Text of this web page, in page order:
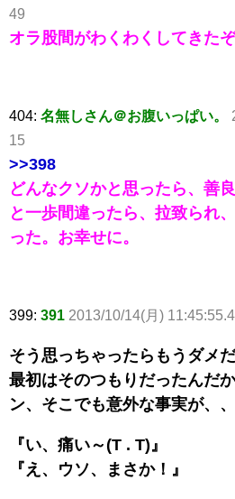
49
オラ股間がわくわくしてきたぞ
404: 名無しさん＠お腹いっぱい。
15
>>398
どんなクソかと思ったら、善
と一歩間違ったら、拉致られ
った。お幸せに。
399: 391 2013/10/14(月)
そう思っちゃったらもうダメ
最初はそのつもりだったんだ
ン、そこでも意外な事実が、、
『い、痛い～(T . T)』
『え、ウソ、まさか！』